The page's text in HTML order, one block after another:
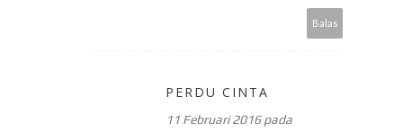
Balas
PERDU CINTA
11 Februari 2016 pada